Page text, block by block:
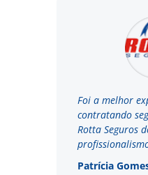
Foi a melhor
contratando
Rotta Seguros
Patrícia